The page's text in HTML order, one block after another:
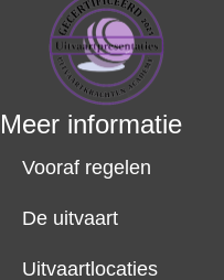
Meer informatie
Vooraf regelen
De uitvaart
Uitvaartlocaties